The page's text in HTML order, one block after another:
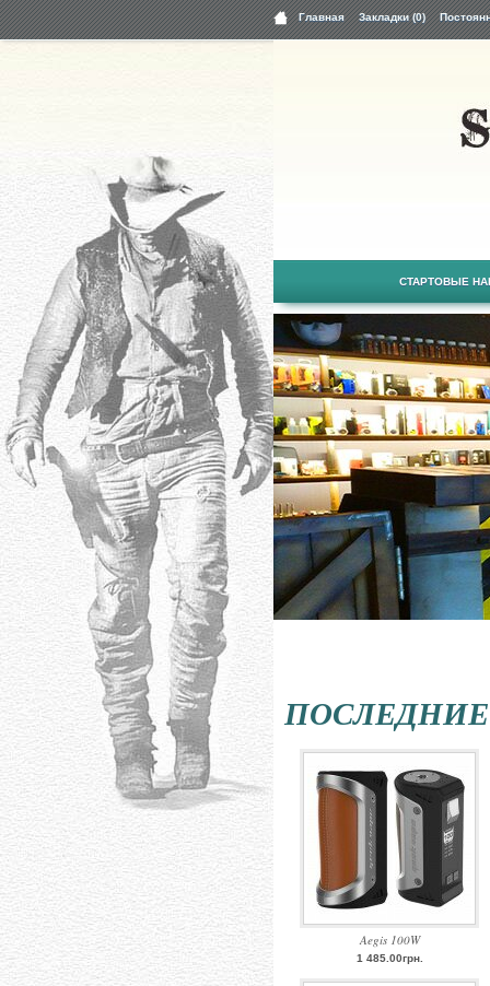
Главная Закладки (0)
СТАРТОВЫЕ
Aegis 100W
1 485.00грн.